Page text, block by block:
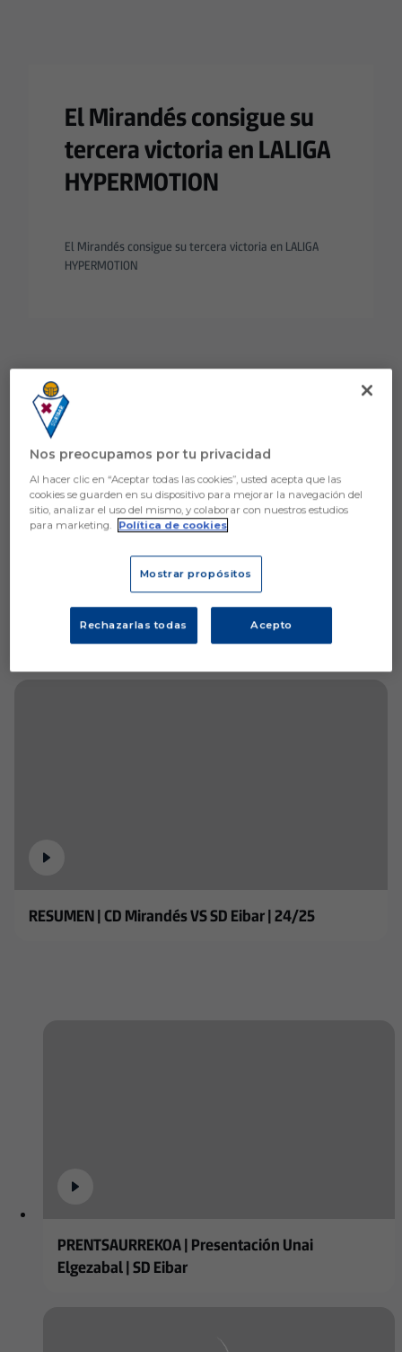
El Mirandés consigue su
tercera victoria en LALIGA
HYPERMOTION
El Mirandés consigue su tercera victoria en LALIGA
HYPERMOTION
Aún no hay reacciones. ¡Sé el primero!
RESUMEN | CD Mirandés VS SD Eibar | 24/25
PRENTSAURREKOA | Presentación Unai
Elgezabal | SD Eibar
Nos preocupamos por tu privacidad
Al hacer clic en “Aceptar todas las cookies”, usted acepta que las
cookies se guarden en su dispositivo para mejorar la navegación del
sitio, analizar el uso del mismo, y colaborar con nuestros estudios
para marketing.
Política de cookies
Mostrar propósitos
Rechazarlas todas Acepto